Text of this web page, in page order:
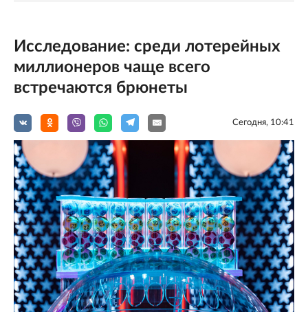
Исследование: среди лотерейных
миллионеров чаще всего
встречаются брюнеты
Сегодня, 10:41